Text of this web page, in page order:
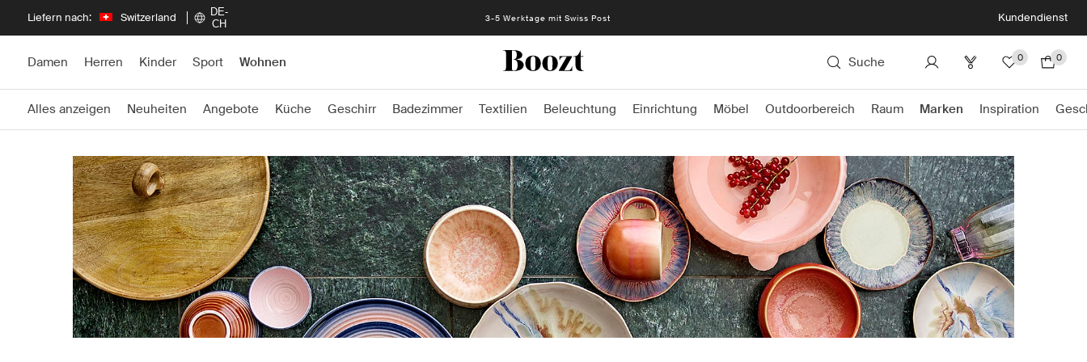
Liefern nach: Switzerland
DE-
CH
3-5 Werktage mit Swiss Post Kundendienst
Damen Herren Kinder Sport Wohnen Suche 0 0
Alles anzeigen Neuheiten Angebote Küche Geschirr Badezimmer Textilien Beleuchtung Einrichtung Möbel Outdoorbereich Raum Marken Inspiration